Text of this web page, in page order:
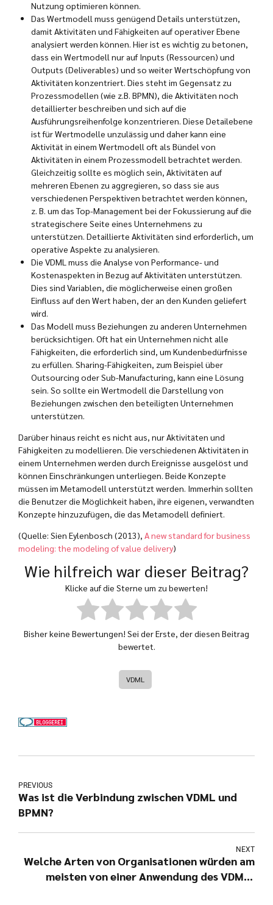
Nutzung optimieren können.
Das Wertmodell muss genügend Details unterstützen,
damit Aktivitäten und Fähigkeiten auf operativer Ebene
analysiert werden können. Hier ist es wichtig zu betonen,
dass ein Wertmodell nur auf Inputs (Ressourcen) und
Outputs (Deliverables) und so weiter Wertschöpfung von
Aktivitäten konzentriert. Dies steht im Gegensatz zu
Prozessmodellen (wie z.B. BPMN), die Aktivitäten noch
detaillierter beschreiben und sich auf die
Ausführungsreihenfolge konzentrieren. Diese Detailebene
ist für Wertmodelle unzulässig und daher kann eine
Aktivität in einem Wertmodell oft als Bündel von
Aktivitäten in einem Prozessmodell betrachtet werden.
Gleichzeitig sollte es möglich sein, Aktivitäten auf
mehreren Ebenen zu aggregieren, so dass sie aus
verschiedenen Perspektiven betrachtet werden können,
z. B. um das Top-Management bei der Fokussierung auf die
strategischere Seite eines Unternehmens zu
unterstützen. Detaillierte Aktivitäten sind erforderlich, um
operative Aspekte zu analysieren.
Die VDML muss die Analyse von Performance- und
Kostenaspekten in Bezug auf Aktivitäten unterstützen.
Dies sind Variablen, die möglicherweise einen großen
Einfluss auf den Wert haben, der an den Kunden geliefert
wird.
Das Modell muss Beziehungen zu anderen Unternehmen
berücksichtigen. Oft hat ein Unternehmen nicht alle
Fähigkeiten, die erforderlich sind, um Kundenbedürfnisse
zu erfüllen. Sharing-Fähigkeiten, zum Beispiel über
Outsourcing oder Sub-Manufacturing, kann eine Lösung
sein. So sollte ein Wertmodell die Darstellung von
Beziehungen zwischen den beteiligten Unternehmen
unterstützen.
Darüber hinaus reicht es nicht aus, nur Aktivitäten und
Fähigkeiten zu modellieren. Die verschiedenen Aktivitäten in
einem Unternehmen werden durch Ereignisse ausgelöst und
können Einschränkungen unterliegen. Beide Konzepte
müssen im Metamodell unterstützt werden. Immerhin sollten
die Benutzer die Möglichkeit haben, ihre eigenen, verwandten
Konzepte hinzuzufügen, die das Metamodell definiert.
(Quelle: Sien Eylenbosch (2013), A new standard for business
modeling: the modeling of value delivery)
Wie hilfreich war dieser Beitrag?
Klicke auf die Sterne um zu bewerten!
Bisher keine Bewertungen! Sei der Erste, der diesen Beitrag
bewertet.
VDML
PREVIOUS
Was ist die Verbindung zwischen VDML und
BPMN?
NEXT
Welche Arten von Organisationen würden am
meisten von einer Anwendung des VDML-